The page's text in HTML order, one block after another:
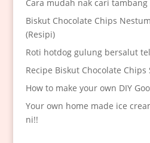
Cara mudah nak cari
Biskut Chocolate Chips
(Resipi)
Roti hotdog gulung bersalut
Recipe Biskut Chocolate
How to make your own DIY
Your own home made ice
ni!!